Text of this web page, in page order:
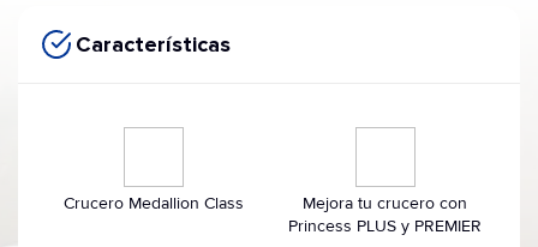
Características
Crucero Medallion Class
Mejora tu crucero con
Princess PLUS y PREMIER